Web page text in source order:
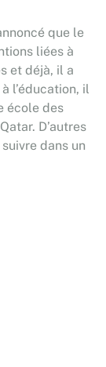
que le
liées à
et déjà, il a
l’éducation, il
école des
D’autres
dans un